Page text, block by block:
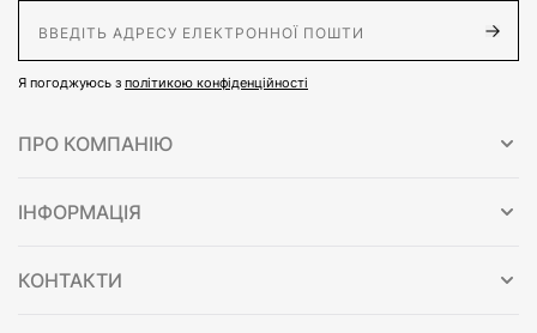
Я погоджуюсь з політикою конфіденційності
ПРО КОМПАНІЮ
ІНФОРМАЦІЯ
КОНТАКТИ